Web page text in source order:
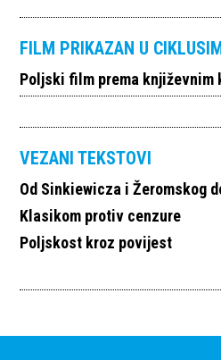
FILM PRIKAZAN U
Poljski film prema književnim
VEZANI TEKSTOVI
Od Sinkiewicza i Žeromskog
Klasikom protiv cenzure
Poljskost kroz povijest